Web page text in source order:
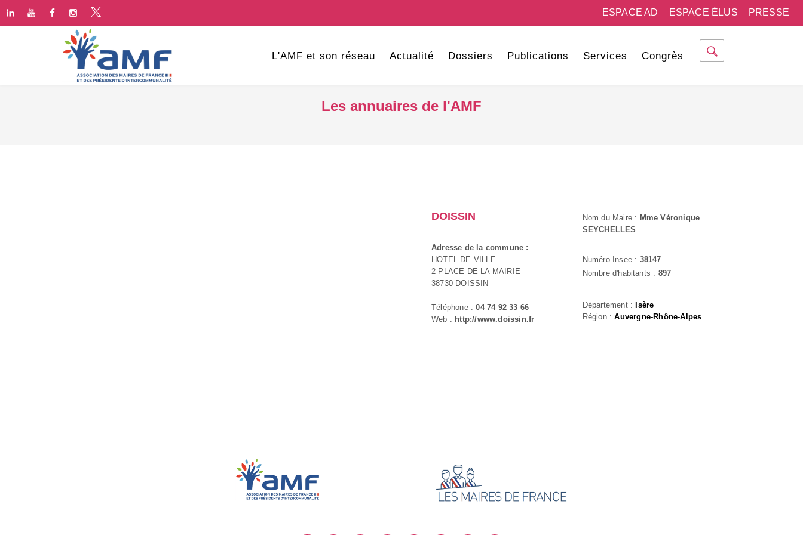
PRESSE
ESPACE ÉLUS
ESPACE AD
L'AMF et son réseau Actualité Dossiers Publications Services Congrès
Les annuaires de l'AMF
DOISSIN
Adresse de la commune :
HOTEL DE VILLE
2 PLACE DE LA MAIRIE
38730 DOISSIN
Téléphone :04 74 92 33 66
Web : http://www.doissin.fr
Nom du Maire : Mme Véronique
SEYCHELLES
Numéro Insee : 38147
Nombre d'habitants : 897
Département :
Isère
Région :Auvergne-Rhône-Alpes